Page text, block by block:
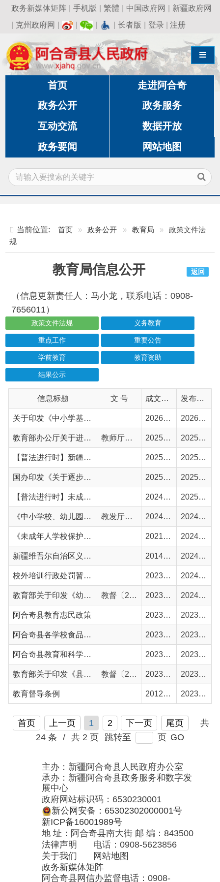
政务新媒体矩阵 | 手机版 繁體 | 中国政府网 | 新疆政府网
克州政府网 | | | 长者版 | 登录|注册
导航切换
首页 走进阿合奇
政务公开 政务服务
互动交流 数据开放
政务要闻 网站地图
（信息更新责任人：马小龙，联系电话：0908-
重点工作 重要公告
学前教育 教育资助
结果公示
信息标题 文 号 成文日期 发布日期
关于印发《中小学基本办学条件底线要求》的通知
教育部办公厅关于进一步减轻中小学教师非教育教学负担若干措施的通知 教师厅〔2025〕2号 2025-10-14 2025-11-03
国办印发《关于逐步推行免费学前教育的意见》 2025-08-07 2025-08-07
【普法进行时】未成年人网络保护条例 2024-01-01 2025-02-26
《中小学校、幼儿园消防安全十项规定》 2024-03-05 2024-10-14
《未成年人学校保护规定》 2021-06-01 2024-08-20
新疆维吾尔自治区义务教育学籍管理规定(试行) 2014-09-09 2024-06-25
校外培训行政处罚暂行办法 2023-10-15 2024-06-07
教育部关于印发《幼儿园督导评估办法》的通知 教督〔2023〕5号 2023-12-29 2024-02-19
阿合奇县教育惠民政策 2023-11-27 2023-11-28
阿合奇县各学校食品安全总监及食品安全员信息公示表
阿合奇县教育和科学技术局政府信息公开指南 2023-11-09 2023-11-10
教育部关于印发《县域义务教育优质均衡发展督导评估办法》的通知 教督〔2017〕6号 2023-06-20 2023-07-21
教育督导条例 2012-10-01 2023-07-21
首页 上一页 1 尾页 共
24 条 / 共 2 页 页 GO
主办：新疆阿合奇县人民政府办公室
承办：新疆阿合奇县政务服务和数字发
展中心
新公网安备：65302302000001号
新ICP备16001989号
地 址：阿合奇县南大街 邮 编：843500
政务新媒体矩阵
阿合奇县网信办监督电话：0908-
5620663